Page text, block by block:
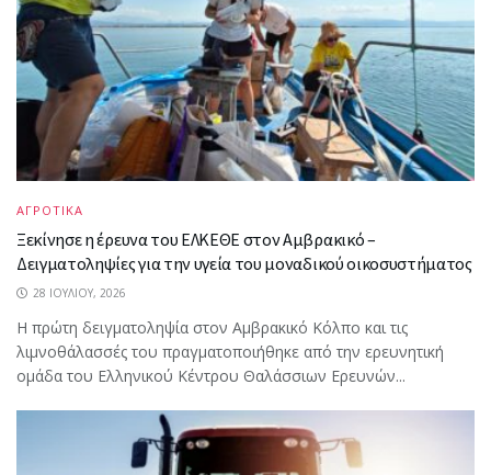
ΑΓΡΟΤΙΚΑ
Ξεκίνησε η έρευνα του ΕΛΚΕΘΕ στον Αμβρακικό –
Δειγματοληψίες για την υγεία του μοναδικού οικοσυστήματος
28 ΙΟΥΛΊΟΥ, 2026
Η πρώτη δειγματοληψία στον Αμβρακικό Κόλπο και τις
λιμνοθάλασσές του πραγματοποιήθηκε από την ερευνητική
ομάδα του Ελληνικού Κέντρου Θαλάσσιων Ερευνών...